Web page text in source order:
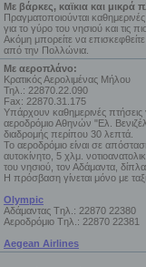
Με βάρκες, καϊκια και μικρά
Πραγματοποιούνται
για το γύρο του νησιού και τις
Ακόμη μπορείτε να
από την Πολλώνια.
Με αεροπλάνο:
Κρατικός Αερολιμένας Μήλου
Τηλ.: 22870.22.090
Fax: 22870.31.175
Υπάρχουν καθημερινές
αεροδρόμιο Αθηνών "Ελ.
διαδρομής περίπου 30 λεπτά.
Το αεροδρόμιο είναι σε
αυτοκίνητο, 5 χλμ.
του νησιού, τον Αδάμαντα,
Η πρόσβαση γίνεται μόνο με
Olympic
Aδάμαντας Tηλ.: 22870 22380
Aεροδρόμιο Tηλ.: 22870 22381
Aegean Airlines